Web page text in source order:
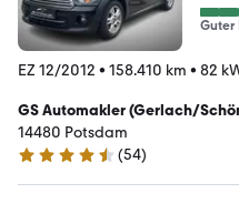
Guter
EZ 12/2012 • 158.410 km • 82
GS Automakler (Gerlach/
14480 Potsdam
4.4 Sterne
(54)